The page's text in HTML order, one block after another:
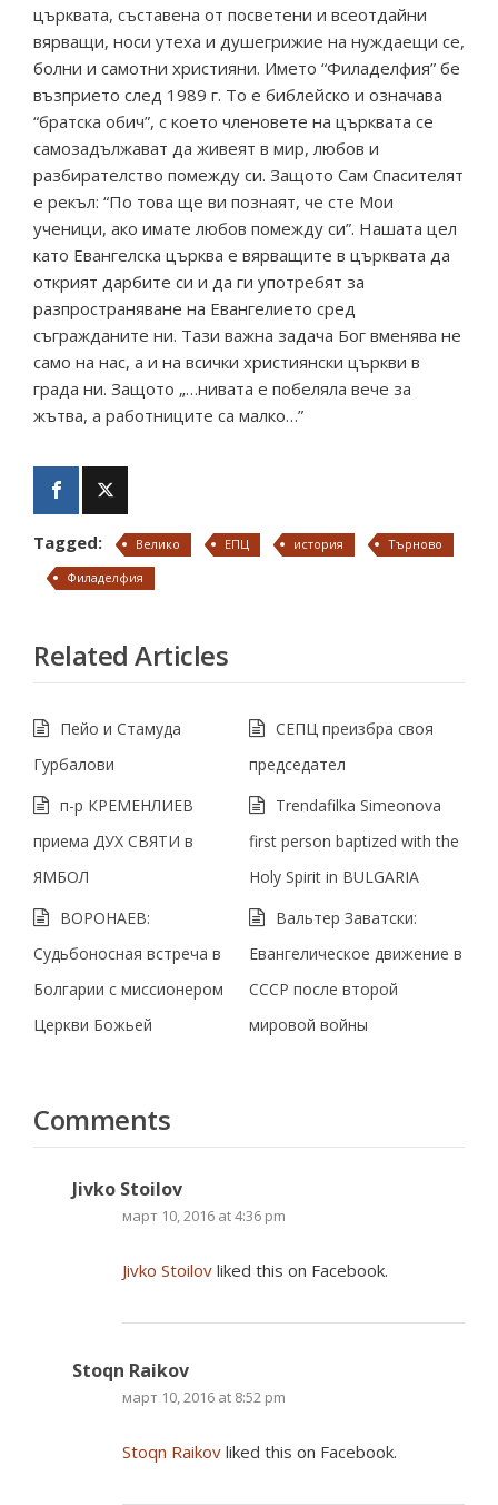
църквата, съставена от посветени и всеотдайни
вярващи, носи утеха и душегрижие на нуждаещи се,
болни и самотни християни. Името “Филаделфия” бе
възприето след 1989 г. То е библейско и означава
“братска обич”, с което членовете на църквата се
самозадължават да живеят в мир, любов и
разбирателство помежду си. Защото Сам Спасителят
е рекъл: “По това ще ви познаят, че сте Мои
ученици, ако имате любов помежду си”. Нашата цел
като Евангелска църква е вярващите в църквата да
открият дарбите си и да ги употребят за
разпространяване на Евангелието сред
съгражданите ни. Тази важна задача Бог вменява не
само на нас, а и на всички християнски църкви в
града ни. Защото „…нивата е побеляла вече за
жътва, а работниците са малко…”
Tagged: Велико ЕПЦ история
Търново
Филаделфия
Related Articles
Пейо и Стамуда
Гурбалови
СЕПЦ преизбра своя
председател
п-р КРЕМЕНЛИЕВ
приема ДУХ СВЯТИ в
ЯМБОЛ
Trendafilka Simeonova
first person baptized with the
Holy Spirit in BULGARIA
ВОРОНАЕВ:
Судьбоносная встреча в
Болгарии с миссионером
Церкви Божьей
Вальтер Заватски:
Евангелическое движение в
СССР после второй
мировой войны
Comments
Jivko Stoilov
март 10, 2016 at 4:36 pm
Jivko Stoilov liked this on Facebook.
Stoqn Raikov
март 10, 2016 at 8:52 pm
Stoqn Raikov liked this on Facebook.